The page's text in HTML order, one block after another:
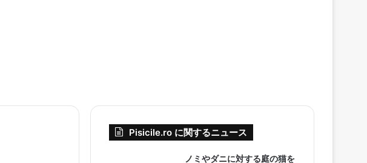
Pisicile.ro に関するニュース
ノミやダニに対する庭の猫を